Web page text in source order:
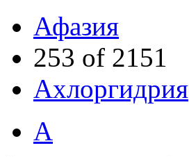
Афазия
253 of 2151
Ахлоргидрия
А